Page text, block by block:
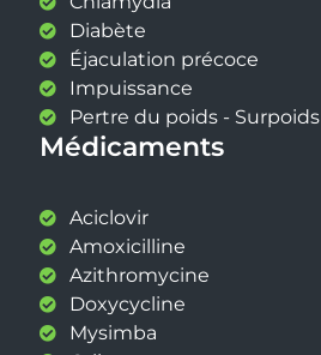
Diabète
Éjaculation précoce
Impuissance
Pertre du poids - Surpoids
Médicaments
Aciclovir
Amoxicilline
Azithromycine
Doxycycline
Mysimba